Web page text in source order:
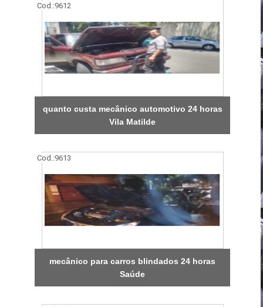
Cod.:9612
quanto custa mecânico automotivo 24 horas
Vila Matilde
Cod.:9613
mecânico para carros blindados 24 horas
Saúde